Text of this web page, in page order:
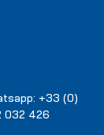
+33 (0)
032 426